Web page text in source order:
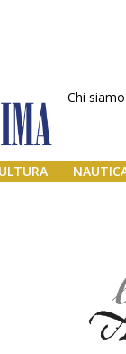
Chi siamo